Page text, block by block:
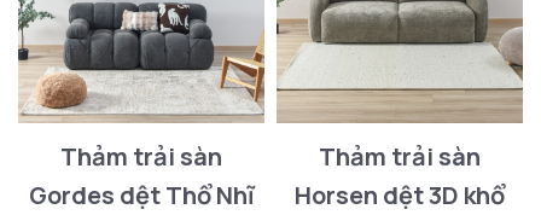
Thảm trải sàn
Gordes dệt Thổ Nhĩ
Thảm trải sàn
Horsen dệt 3D khổ